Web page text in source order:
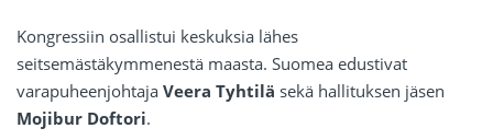
Kongressiin osallistui keskuksia lähes
seitsemästäkymmenestä maasta. Suomea edustivat
varapuheenjohtaja Veera Tyhtilä sekä hallituksen jäsen
Mojibur Doftori.